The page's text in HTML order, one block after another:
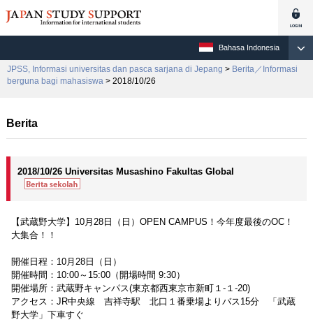
Bahasa Indonesia
JPSS, Informasi universitas dan pasca sarjana di Jepang > Berita／Informasi
berguna bagi mahasiswa > 2018/10/26
Berita
2018/10/26 Universitas Musashino Fakultas Global
【武蔵野大学】10月28日（日）OPEN CAMPUS！今年度最後のOC！
大集合！！
開催日程：10月28日（日）
開催時間：10:00～15:00（開場時間 9:30）
開催場所：武蔵野キャンパス(東京都西東京市新町１-１-20)
アクセス：JR中央線 吉祥寺駅 北口１番乗場よりバス15分 「武蔵
野大学」下車すぐ